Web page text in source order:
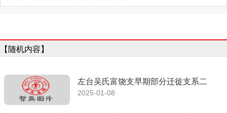
【随机内容】
左台吴氏富饶支早期部分迁徙支系二
2025-01-08